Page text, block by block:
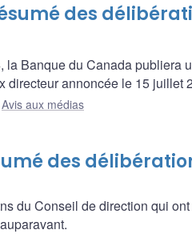
des
la Banque du Canada publiera
directeur annoncée le 15 juillet
Avis aux médias
des
du Conseil de direction qui